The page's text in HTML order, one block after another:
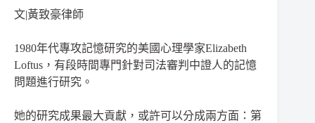
文|黃致豪律師
1980年代專攻記憶研究的美國心理學家Elizabeth
Loftus，有段時間專門針對司法審判中證人的記憶
問題進行研究。
她的研究成果最大貢獻，或許可以分成兩方面：第